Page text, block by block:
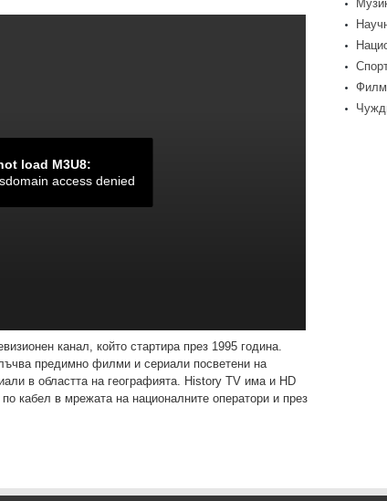
канал, който стартира през 1995 година.
предимно филми и сериали посветени на
в областта на географията. History TV има и HD
кабел в мрежата на националните оператори и през